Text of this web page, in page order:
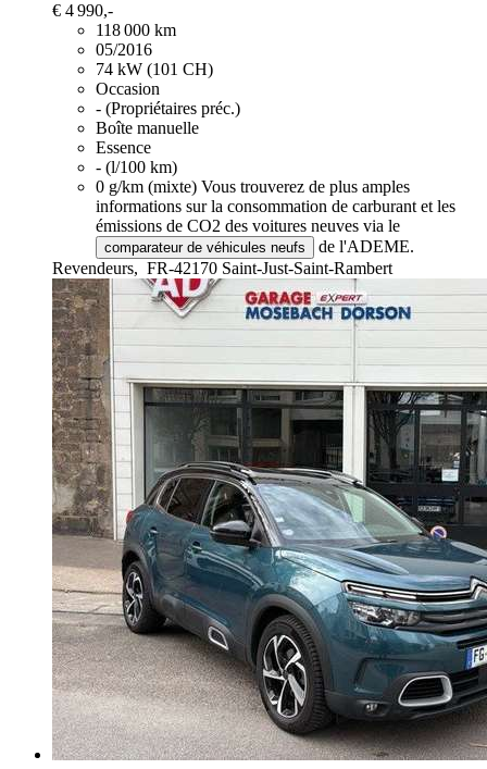
€ 4 990,-
118 000 km
05/2016
74 kW (101 CH)
Occasion
- (Propriétaires préc.)
Boîte manuelle
Essence
- (l/100 km)
0 g/km (mixte) Vous trouverez de plus amples
informations sur la consommation de carburant et les
émissions de CO2 des voitures neuves via le
comparateur de véhicules neufs
de l'ADEME.
Revendeurs, FR-42170 Saint-Just-Saint-Rambert